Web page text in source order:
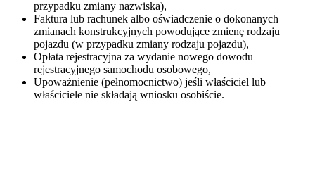
przypadku zmiany nazwiska),
Faktura lub rachunek albo oświadczenie o dokonanych
zmianach konstrukcyjnych powodujące zmienę rodzaju
pojazdu (w przypadku zmiany rodzaju pojazdu),
Opłata rejestracyjna za wydanie nowego dowodu
rejestracyjnego samochodu osobowego,
Upoważnienie (pełnomocnictwo) jeśli właściciel lub
właściciele nie składają wniosku osobiście.